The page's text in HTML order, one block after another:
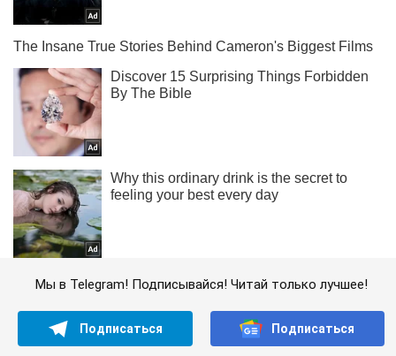
Мы в Telegram! Подписывайся! Читай только лучшее!
Подписаться Подписаться